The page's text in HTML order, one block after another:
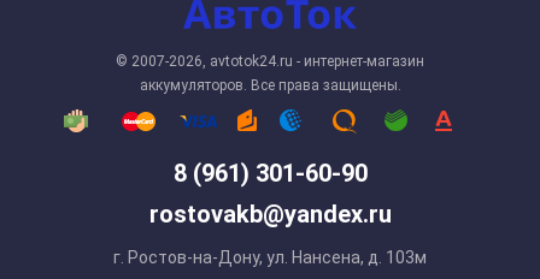
8 (961) 301-60-90
rostovakb@yandex.ru
г. Ростов-на-Дону, ул. Нансена, д. 103м
© 2007-2026, avtotok24.ru - интернет-магазин
аккумуляторов. Все права защищены.